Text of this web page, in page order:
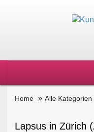
Home Alle Kategorien
Lapsus in Zürich